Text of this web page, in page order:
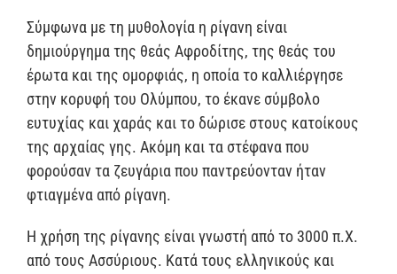
Σύμφωνα με τη μυθολογία η ρίγανη είναι
δημιούργημα της θεάς Αφροδίτης, της θεάς του
έρωτα και της ομορφιάς, η οποία το καλλιέργησε
στην κορυφή του Ολύμπου, το έκανε σύμβολο
ευτυχίας και χαράς και το δώρισε στους κατοίκους
της αρχαίας γης. Ακόμη και τα στέφανα που
φορούσαν τα ζευγάρια που παντρεύονταν ήταν
φτιαγμένα από ρίγανη.
Η χρήση της ρίγανης είναι γνωστή από το 3000 π.Χ.
από τους Ασσύριους. Κατά τους ελληνικούς και